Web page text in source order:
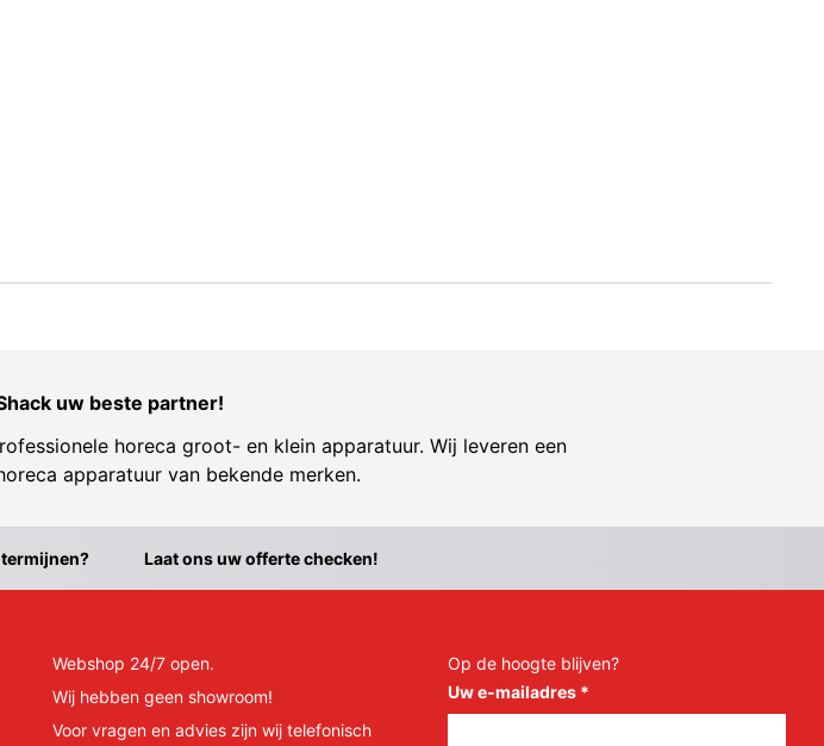
uw beste partner!
horeca groot- en klein apparatuur. Wij leveren een
apparatuur van bekende merken.
Laat ons uw offerte checken!
Webshop 24/7 open.
Wij hebben geen showroom!
Voor vragen en advies zijn wij telefonisch
Op de hoogte blijven?
Uw e-mailadres *